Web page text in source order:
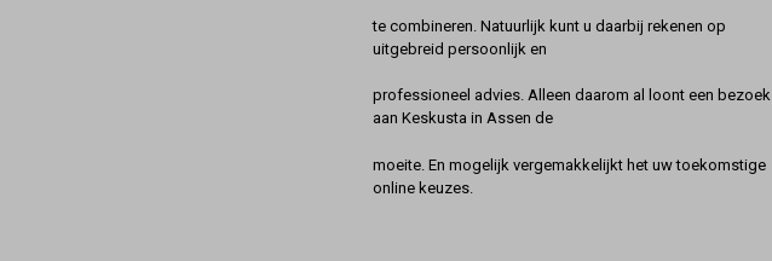
te combineren. Natuurlijk kunt u daarbij rekenen op
uitgebreid persoonlijk en
professioneel advies. Alleen daarom al loont een bezoek
aan Keskusta in Assen de
moeite. En mogelijk vergemakkelijkt het uw toekomstige
online keuzes.